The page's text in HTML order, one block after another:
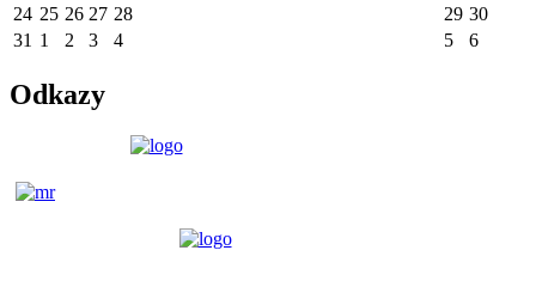
24 25 26 27 28 29 30
31 1 2 3 4 5 6
Odkazy